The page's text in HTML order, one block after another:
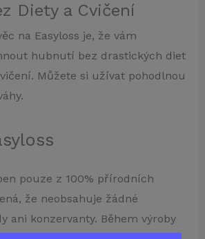
Diety a Cvičení
na Easyloss je, že vám
hubnutí bez drastických diet
Můžete si užívat pohodlnou
pouze z 100% přírodních
že neobsahuje žádné
ani konzervanty. Během výroby